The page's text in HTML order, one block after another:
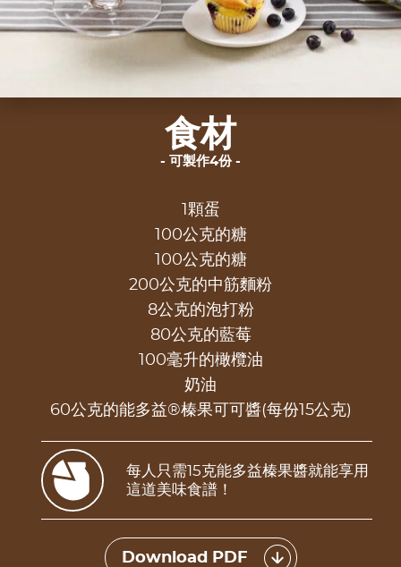
食材
可製作4份
1顆蛋
100公克的糖
100公克的糖
200公克的中筋麵粉
8公克的泡打粉
80公克的藍莓
100毫升的橄欖油
奶油
60公克的能多益®榛果可可醬(每份15公克)
每人只需15克能多益榛果醬就能享用
這道美味食譜！
Download PDF